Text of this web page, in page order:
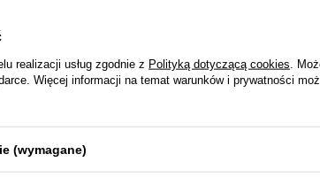
realizacji usług zgodnie z Polityką dotyczącą cookies .
Więcej informacji na temat warunków i prywatności
(wymagane)